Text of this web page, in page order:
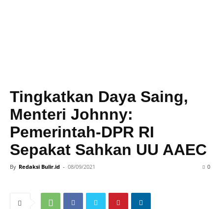
Tingkatkan Daya Saing,
Menteri Johnny:
Pemerintah-DPR RI
Sepakat Sahkan UU AAEC
By Redaksi Bulir.id - 08/09/2021 0